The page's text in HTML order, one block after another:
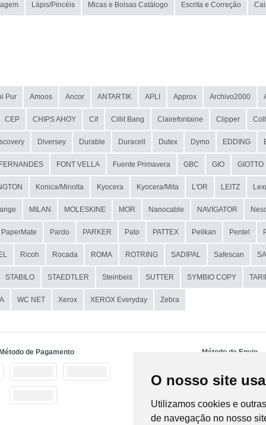
O nosso site
Utilizamos cookies e
de navegação no nosso
Lápis/Pincéis Micas e Bolsas Catálogo Escrita e Correção
Pur Amoos Ancor ANTARTIK APLI Approx Archivo2000
CEP CHIPS AHOY Cif Cillit Bang Clairefontaine Clipper
Diversey Durable Duracell Dutex Dymo EDDING
FONT VELLA Fuente Primavera GBC GIO GIOTTO
Konica/Minolta Kyocera Kyocera/Mita L'OR LEITZ
MILAN MOLESKINE MOR Nanocable NAVIGATOR
PaperMate Pardo PARKER Pato PATTEX Pelikan Pentel
Ricoh Rocada ROMA ROTRING SADIPAL Safescan
STABILO STAEDTLER Steinbeis SUTTER SYMBIO COPY
WC NET Xerox XEROX Everyday Zebra
de Pagamento Método de Envio